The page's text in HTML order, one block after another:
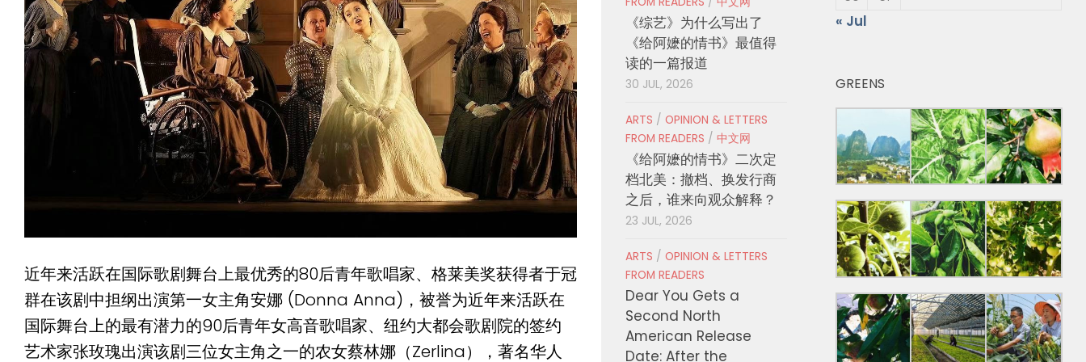
近年来活跃在国际歌剧舞台上最优秀的80后青年歌唱家、格莱美奖获得者于冠
群在该剧中担纲出演第一女主角安娜 (Donna Anna)，被誉为近年来活跃在
国际舞台上的最有潜力的90后青年女高音歌唱家、纽约大都会歌剧院的签约
艺术家张玫瑰出演该剧三位女主角之一的农女蔡林娜（Zerlina），著名华人
« Jul
GREENS
《综艺》为什么写出了
《给阿嬷的情书》最值得
读的一篇报道
30 JUL, 2026
ARTS / OPINION & LETTERS
FROM READERS / 中文网
《给阿嬷的情书》二次定
档北美：撤档、换发行商
之后，谁来向观众解释？
23 JUL, 2026
ARTS / OPINION & LETTERS
FROM READERS
Dear You Gets a
Second North
American Release
Date: After the